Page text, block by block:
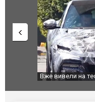
Вже вивели на